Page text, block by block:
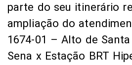
parte do seu itinerário
ampliação do
1674-01 – Alto de
Sena x Estação BRT